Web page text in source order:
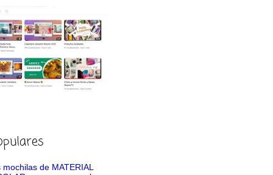
mochilas de MATERIAL